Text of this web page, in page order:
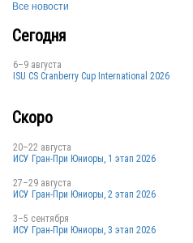
Все новости
Сегодня
6–9 августа
ISU CS Cranberry Cup International 2026
Скоро
20–22 августа
ИСУ Гран-При Юниоры, 1 этап 2026
27–29 августа
ИСУ Гран-При Юниоры, 2 этап 2026
3–5 сентября
ИСУ Гран-При Юниоры, 3 этап 2026